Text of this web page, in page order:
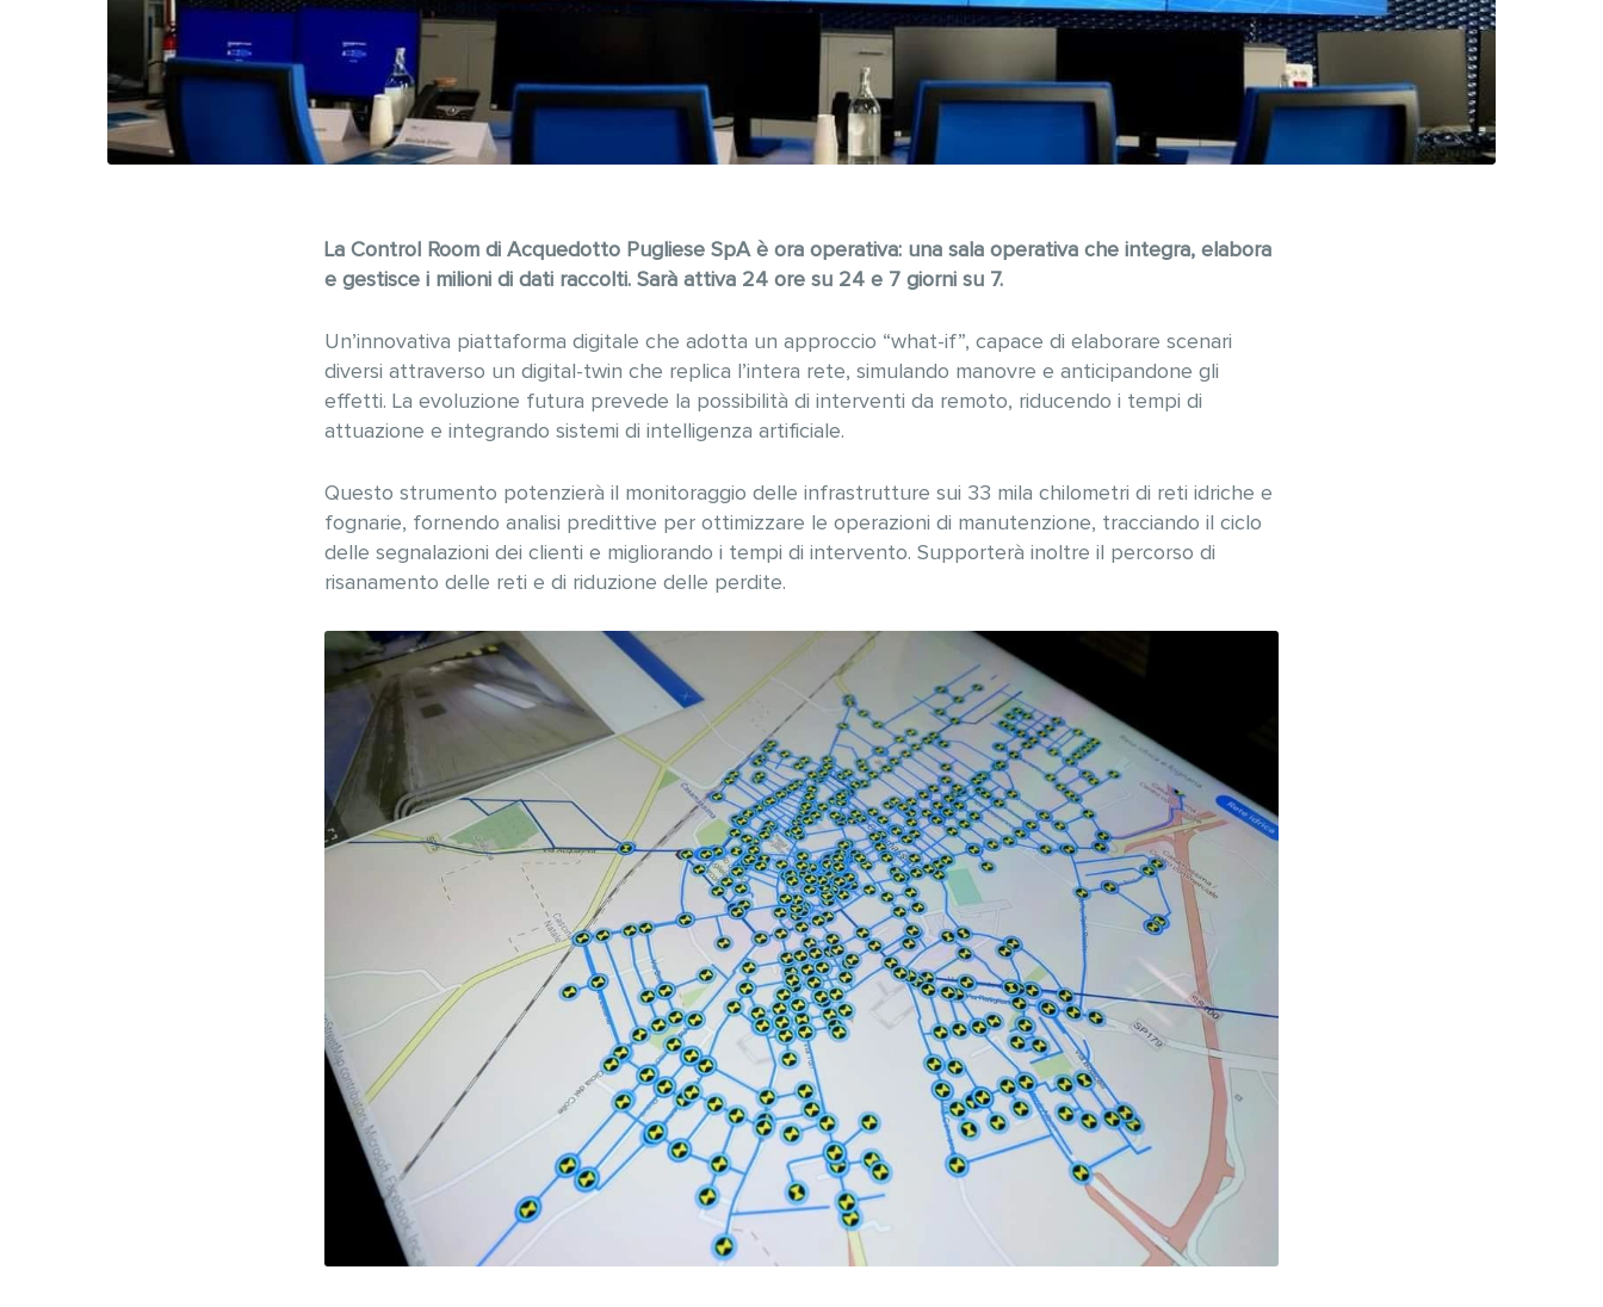
La Control Room di Acquedotto Pugliese SpA è ora operativa: una sala operativa che integra, elabora
e gestisce i milioni di dati raccolti. Sarà attiva 24 ore su 24 e 7 giorni su 7.
Un’innovativa piattaforma digitale che adotta un approccio “what-if”, capace di elaborare scenari
diversi attraverso un digital-twin che replica l’intera rete, simulando manovre e anticipandone gli
effetti. La evoluzione futura prevede la possibilità di interventi da remoto, riducendo i tempi di
attuazione e integrando sistemi di intelligenza artificiale.
Questo strumento potenzierà il monitoraggio delle infrastrutture sui 33 mila chilometri di reti idriche e
fognarie, fornendo analisi predittive per ottimizzare le operazioni di manutenzione, tracciando il ciclo
delle segnalazioni dei clienti e migliorando i tempi di intervento. Supporterà inoltre il percorso di
risanamento delle reti e di riduzione delle perdite.